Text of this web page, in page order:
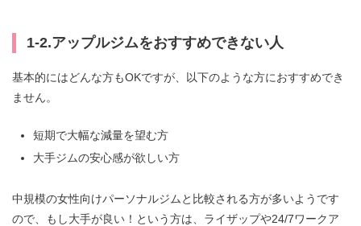
1-2.アップルジムをおすすめできない人
基本的にはどんな方もOKですが、以下のような方におすすめでき
ません。
短期で大幅な減量を望む方
大手ジムの安心感が欲しい方
中規模の女性向けパーソナルジムと比較される方が多いようです
ので、もし大手が良い！という方は、ライザップや24/7ワークア